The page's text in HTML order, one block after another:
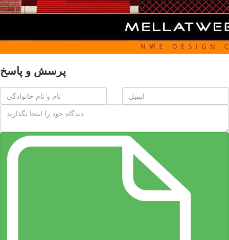
پرسش و پاسخ